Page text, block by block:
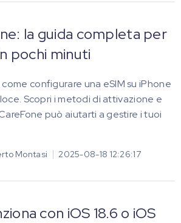
la guida completa per
pochi minuti
configurare una eSIM su iPhone
Scopri i metodi di attivazione e
può aiutarti a gestire i tuoi
Montasi 2025-08-18 12:26:17
con iOS 18.6 o iOS